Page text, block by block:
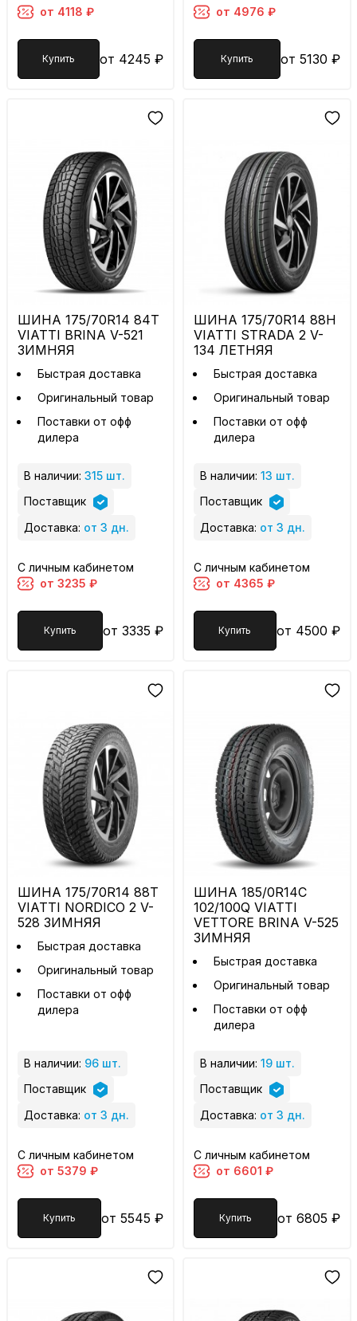
от 4118 ₽
Купить от 4245 ₽
от 4976 ₽
Купить от 5130 ₽
ШИНА 175/70R14 84T
VIATTI BRINA V-521
ЗИМНЯЯ
Быстрая доставка
Оригинальный товар
Поставки от офф
дилера
В наличии: 315 шт.
Поставщик
Доставка: от 3 дн.
С личным кабинетом
от 3235 ₽
Купить от 3335 ₽
ШИНА 175/70R14 88H
VIATTI STRADA 2 V-
134 ЛЕТНЯЯ
Быстрая доставка
Оригинальный товар
Поставки от офф
дилера
В наличии: 13 шт.
Поставщик
Доставка: от 3 дн.
С личным кабинетом
от 4365 ₽
Купить от 4500 ₽
ШИНА 175/70R14 88T
VIATTI NORDICO 2 V-
528 ЗИМНЯЯ
Быстрая доставка
Оригинальный товар
Поставки от офф
дилера
В наличии: 96 шт.
Поставщик
Доставка: от 3 дн.
С личным кабинетом
от 5379 ₽
Купить от 5545 ₽
ШИНА 185/0R14C
102/100Q VIATTI
VETTORE BRINA V-525
ЗИМНЯЯ
Быстрая доставка
Оригинальный товар
Поставки от офф
дилера
В наличии: 19 шт.
Поставщик
Доставка: от 3 дн.
С личным кабинетом
от 6601 ₽
Купить от 6805 ₽